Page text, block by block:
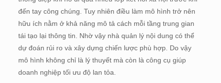
đến tay công chúng. Tuy nhiên điều làm mô hình trở nên
hữu ích nằm ở khả năng mô tả cách mỗi tầng trung gian
tái tạo lại thông tin. Nhờ vậy nhà quản lý nội dung có thể
dự đoán rủi ro và xây dựng chiến lược phù hợp. Do vậy
mô hình không chỉ là lý thuyết mà còn là công cụ giúp
doanh nghiệp tối ưu độ lan tỏa.